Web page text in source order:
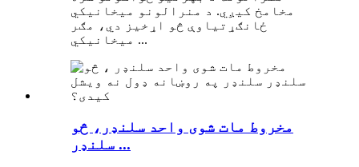
مخامخ کیږي. د منرالونو میخانیکي
ځانګړتیاوې څو اړخیز دي، مګر
میخانیکي ...
مخروط مات شوی واحد سلنډر، څو
سلنډر ...